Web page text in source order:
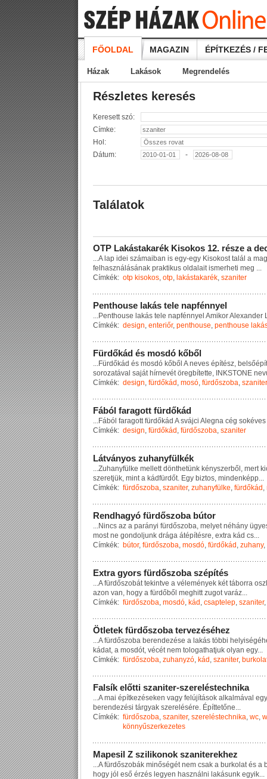
FŐOLDAL MAGAZIN ÉPÍTKEZÉS /
Házak Lakások Megrendelés
Részletes keresés
Keresett szó:
Címke:
Hol:
Dátum:
-
Találatok
OTP Lakástakarék Kisokos 12. része a de
...A ap idei számaiban is egy-egy Kisokost ta á a mag
fe haszná ásának prakti kus o da ait ismerheti meg ...
Címkék: otp kisokos, otp, lakástakarék, szaniter
Penthouse lakás tele napfénnyel
...Penthouse akás te e napfénnye Ami korA exander
Címkék: design, enteriőr, penthouse, penthouse
Fürdőkád és mosdó kőből
...Fürdőkád és mosdó kőbő A neves építész, be sőépít
sorozatáva saját hírnevét öregbítette, N KSTON E nev
Címkék: design, fürdőkád , mosó, fürdőszoba, szaniter
Fából faragott fürdőkád
...Fábó faragott fürdőkád A svájci A egna cég sokéves
Címkék: design, fürdőkád , fürdőszoba, szaniter
Látványos zuhanyfülkék
...Zu hanyfü ke me ett dönthetün k kényszerbő , mert ki
szeretjü k, mint a kádfürdőt. Egy biztos, minden képp...
Címkék: fürdőszoba, szaniter, zuhanyfülke, fürdőkád ,
Rendhagyó fürdőszoba bútor
...Nincs az a parányi fürdőszoba, me yet né hány ügye
most ne gondo jun k drága átépítésre, extra kád cs...
Címkék: bútor, fürdőszoba, mosdó, fürdőkád , zuhany,
Extra gyors fürdőszoba szépítés
...A fürdőszobát te kintve a vé eménye k két táborra osz
azon van, hogy a fürdőbő meg hitt zugot varáz...
Címkék: fürdőszoba, mosdó, kád , csaptelep, szaniter,
Ötletek fürdőszoba tervezéséhez
...A fürdőszoba berendezése a akás többi he yiségé h
kádat, a mosdót, vécét nem to ogathatju k o yan egy...
Címkék: fürdőszoba, zuhanyzó, kád , szaniter,
Falsík előtti szaniter-szereléstechnika
...A mai építkezése ken vagy fe újítások a ka máva egy
berendezési tárgyak szere ésére. Építtetőne...
Címkék: fürdőszoba, szaniter, szereléstechnika, wc,
könnyűszerkezetes
Mapesil Z szilikonok szaniterekhez
...A fürdőszobák minőségét nem csak a burko at és a
hogy jó eső érzés egyen haszná ni akásun k egyi k...